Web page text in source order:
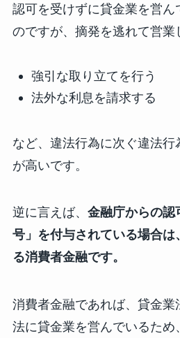
認可を受けずに貸金業を営ん
のですが、摘発を逃れて営業
強引な取り立てを行う
法外な利息を請求する
など、違法行為に次ぐ違法
が高いです。
逆に言えば、 金融庁からの認
号」を付与されている場合は
る消費者金融です。
消費者金融であれば、貸金業
法に貸金業を営んでいるため